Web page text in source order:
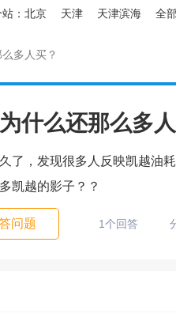
： 北京 天津 天津滨海 全
多人买？
什么还那么多
了，发现很多人反映凯越油
凯越的影子？？
问题 1个回答